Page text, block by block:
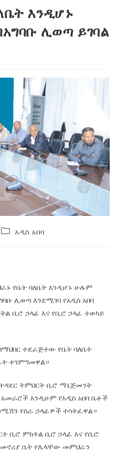
እንዲሆኑ
ሊወጣ ይገባል
አዲስ አበባ
የቤት ባለቤት እንዲሆኑ ሁሉም
ሊወጣ እንደሚገባ የአዲስ አበባ
ቢሮ ኃላፊ እና የቢሮ ኃላፊ ተወካይ
ተደራጅተው የቤት ባለቤት
ተገምግመዋል።
ትምህርት ቢሮ ማኔጅመንት
እንዲሁም የአዲስ አበባ ቤቶች
የስራ ኃላፊዎች ተሳትፈዋል።
ቢሮ ምክትል ቢሮ ኃላፊ እና የቢሮ
ቤት የሌላቸው መምህራን